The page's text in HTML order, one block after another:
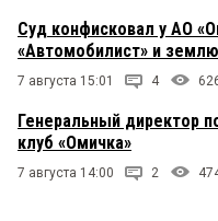
Суд конфисковал у АО
«Автомобилист» и
7 августа 15:01 4
Генеральный директор
клуб «Омичка»
7 августа 14:00 2